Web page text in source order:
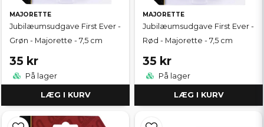
MAJORETTE
Jubilæumsudgave First Ever -
Grøn - Majorette - 7,5 cm
35 kr
På lager
LÆG I KURV
MAJORETTE
Jubilæumsudgave First Ever -
Rød - Majorette - 7,5 cm
35 kr
På lager
LÆG I KURV